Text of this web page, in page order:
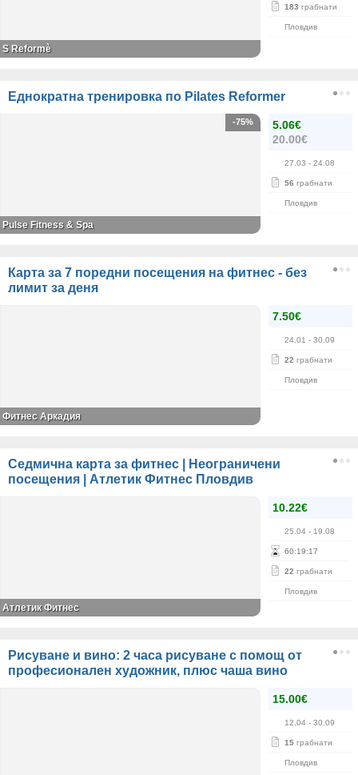
183 грабнати
Пловдив
S Reformè
Еднократна тренировка по Pilates Reformer
5.06€
20.00€
27.03 - 24.08
56 грабнати
Пловдив
-75%
Pulse Fitness & Spa
Карта за 7 поредни посещения на фитнес - без
лимит за деня
7.50€
24.01 - 30.09
22 грабнати
Пловдив
Фитнес Аркадия
Седмична карта за фитнес | Неограничени
посещения | Атлетик Фитнес Пловдив
10.22€
25.04 - 19.08
60:19:17
22 грабнати
Пловдив
Атлетик Фитнес
Рисуване и вино: 2 часа рисуване с помощ от
професионален художник, плюс чаша вино
15.00€
12.04 - 30.09
15 грабнати
Пловдив